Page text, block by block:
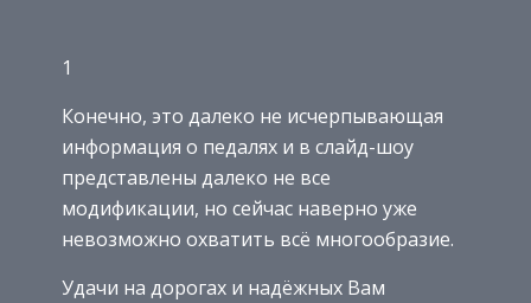
1
Конечно, это далеко не исчерпывающая
информация о педалях и в слайд-шоу
представлены далеко не все
модификации, но сейчас наверно уже
невозможно охватить всё многообразие.
Удачи на дорогах и надёжных Вам